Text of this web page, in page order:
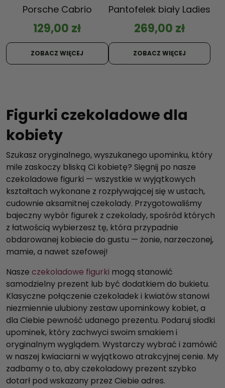
Porsche Cabrio
129,00 zł
ZOBACZ WIĘCEJ
Pantofelek biały Ladies
269,00 zł
ZOBACZ WIĘCEJ
Figurki czekoladowe dla
kobiety
Szukasz oryginalnego, wyszukanego upominku, który
mile zaskoczy bliską Ci kobietę? Sięgnij po nasze
czekoladowe figurki — wszystkie w wyjątkowych
kształtach wykonane z rozpływającej się w ustach,
cudownie aksamitnej czekolady. Przygotowaliśmy
bajeczny wybór figurek z czekolady, spośród których
z łatwością wybierzesz tę, która przypadnie
obdarowanej kobiecie do gustu — żonie, narzeczonej,
mamie, a nawet szefowej!
Nasze czekoladowe figurki mogą stanowić
samodzielny prezent lub być dodatkiem do bukietu.
Klasyczne połączenie czekoladek i kwiatów stanowi
niezmiennie ulubiony zestaw upominkowy kobiet, a
dla Ciebie pewność udanego prezentu. Podaruj słodki
upominek, który zachwyci swoim smakiem i
oryginalnym wyglądem. Wystarczy wybrać i zamówić
w naszej kwiaciarni w wyjątkowo atrakcyjnej cenie. My
zadbamy o to, aby czekoladowy prezent szybko
dotarł pod wskazany przez Ciebie adres.